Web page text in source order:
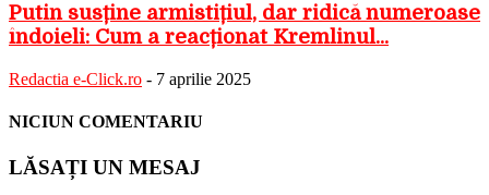
Putin susține armistițiul, dar ridică numeroase
îndoieli: Cum a reacționat Kremlinul...
Redactia e-Click.ro - 7 aprilie 2025
NICIUN COMENTARIU
LĂSAȚI UN MESAJ